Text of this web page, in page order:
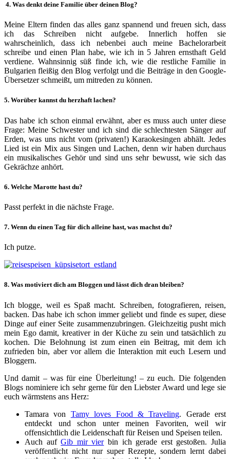
4. Was denkt deine Familie über deinen Blog?
Meine Eltern finden das alles ganz spannend und freuen sich, dass
ich das Schreiben nicht aufgebe. Innerlich hoffen sie
wahrscheinlich, dass ich nebenbei auch meine Bachelorarbeit
schreibe und einen Plan habe, wie ich in 5 Jahren ernsthaft Geld
verdiene. Wahnsinnig süß finde ich, wie die restliche Familie in
Bulgarien fleißig den Blog verfolgt und die Beiträge in den Google-
Übersetzer schmeißt, um mitreden zu können.
5. Worüber kannst du herzhaft lachen?
Das habe ich schon einmal erwähnt, aber es muss auch unter diese
Frage: Meine Schwester und ich sind die schlechtesten Sänger auf
Erden, was uns nicht vom (privaten!) Karaokesingen abhält. Jedes
Lied ist ein Mix aus Singen und Lachen, denn wir haben durchaus
ein musikalisches Gehör und sind uns sehr bewusst, wie sich das
Gekrächze anhört.
6. Welche Marotte hast du?
Passt perfekt in die nächste Frage.
7. Wenn du einen Tag für dich alleine hast, was machst du?
Ich putze.
8. Was motiviert dich am Bloggen und lässt dich dran bleiben?
Ich blogge, weil es Spaß macht. Schreiben, fotografieren, reisen,
backen. Das habe ich schon immer geliebt und finde es super, diese
Dinge auf einer Seite zusammenzubringen. Gleichzeitig pusht mich
mein Ego damit, kreativer in der Küche zu sein und tatsächlich zu
kochen. Die Belohnung ist zum einen ein Beitrag, mit dem ich
zufrieden bin, aber vor allem die Interaktion mit euch Lesern und
Bloggern.
Und damit – was für eine Überleitung! – zu euch. Die folgenden
Blogs nominiere ich sehr gerne für den Liebster Award und lege sie
euch wärmstens ans Herz:
Tamara von Tamy loves Food & Traveling. Gerade erst
entdeckt und schon unter meinen Favoriten, weil wir
offensichtlich die Leidenschaft für Reisen und Speisen teilen.
Auch aufGib mir vierbin ich gerade erst gestoßen. Julia
veröffentlicht nicht nur super Rezepte, sondern lernt dabei